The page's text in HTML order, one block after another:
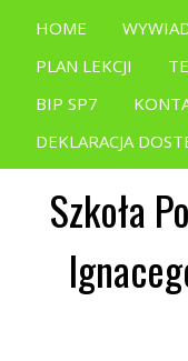
HOME
PLAN LEKCJI
BIP SP7
DEKLARACJA
Szkoła